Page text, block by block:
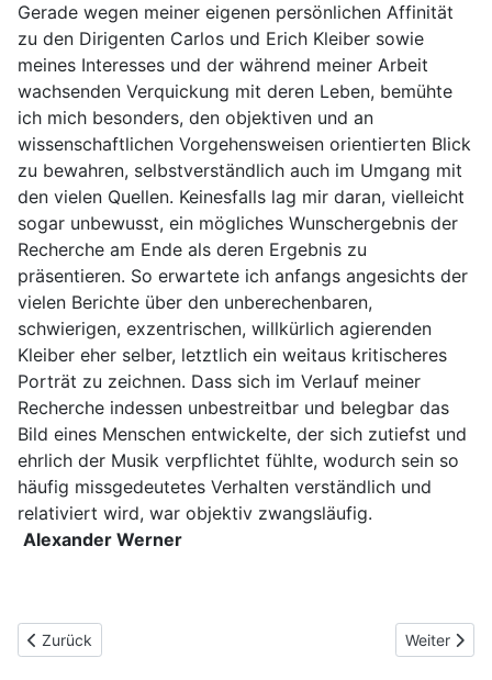
Gerade wegen meiner eigenen persönlichen Affinität
zu den Dirigenten Carlos und Erich Kleiber sowie
meines Interesses und der während meiner Arbeit
wachsenden Verquickung mit deren Leben, bemühte
ich mich besonders, den objektiven und an
wissenschaftlichen Vorgehensweisen orientierten Blick
zu bewahren, selbstverständlich auch im Umgang mit
den vielen Quellen. Keinesfalls lag mir daran, vielleicht
sogar unbewusst, ein mögliches Wunschergebnis der
Recherche am Ende als deren Ergebnis zu
präsentieren. So erwartete ich anfangs angesichts der
vielen Berichte über den unberechenbaren,
schwierigen, exzentrischen, willkürlich agierenden
Kleiber eher selber, letztlich ein weitaus kritischeres
Porträt zu zeichnen. Dass sich im Verlauf meiner
Recherche indessen unbestreitbar und belegbar das
Bild eines Menschen entwickelte, der sich zutiefst und
ehrlich der Musik verpflichtet fühlte, wodurch sein so
häufig missgedeutetes Verhalten verständlich und
relativiert wird, war objektiv zwangsläufig.
Alexander Werner
Vorheriger Beitrag: Inhalt
Zurück Nächster
Weiter